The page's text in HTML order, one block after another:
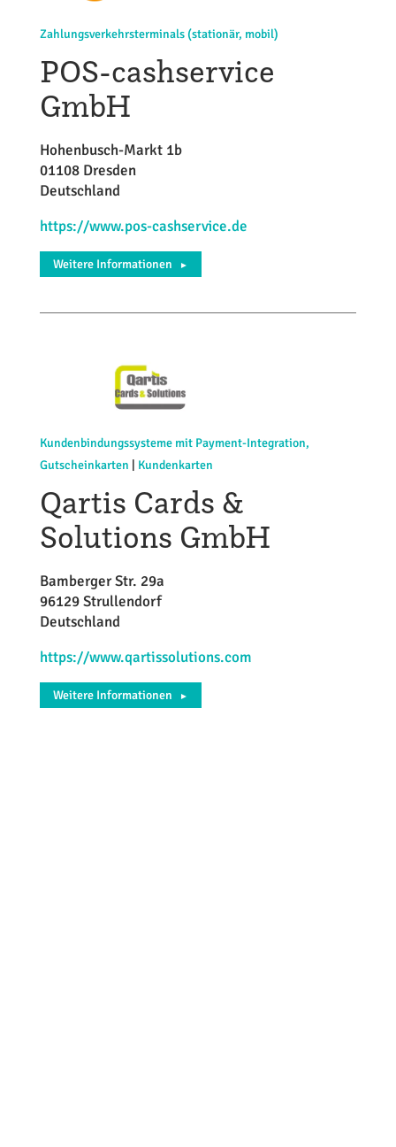
Zahlungsverkehrsterminals (stationär, mobil)
POS-cashservice
GmbH
Hohenbusch-Markt 1b
01108 Dresden
Deutschland
https://www.pos-cashservice.de
Weitere Informationen ►
Kundenbindungssysteme mit Payment-Integration,
Gutscheinkarten
Kundenkarten
Qartis Cards &
Solutions GmbH
Bamberger Str. 29a
96129 Strullendorf
Deutschland
https://www.qartissolutions.com
Weitere Informationen ►